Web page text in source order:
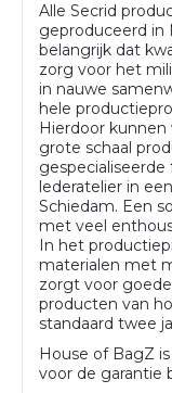
Alle Secrid
geproduceerd in
belangrijk dat
zorg voor het
in nauwe
hele
Hierdoor
grote schaal
lederatelier in
Schiedam. Een
met veel
In het
materialen met
zorgt voor
producten van
standaard twee
House of BagZ
voor de garantie